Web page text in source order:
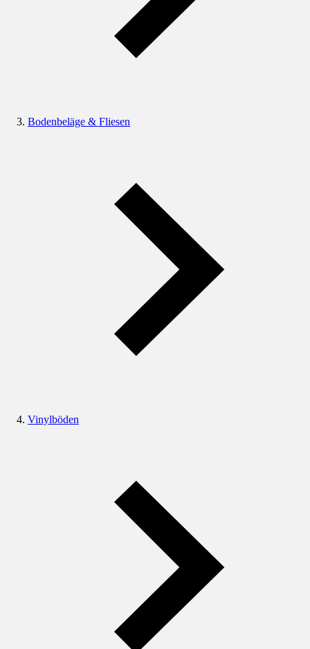
Bodenbeläge & Fliesen
Vinylböden